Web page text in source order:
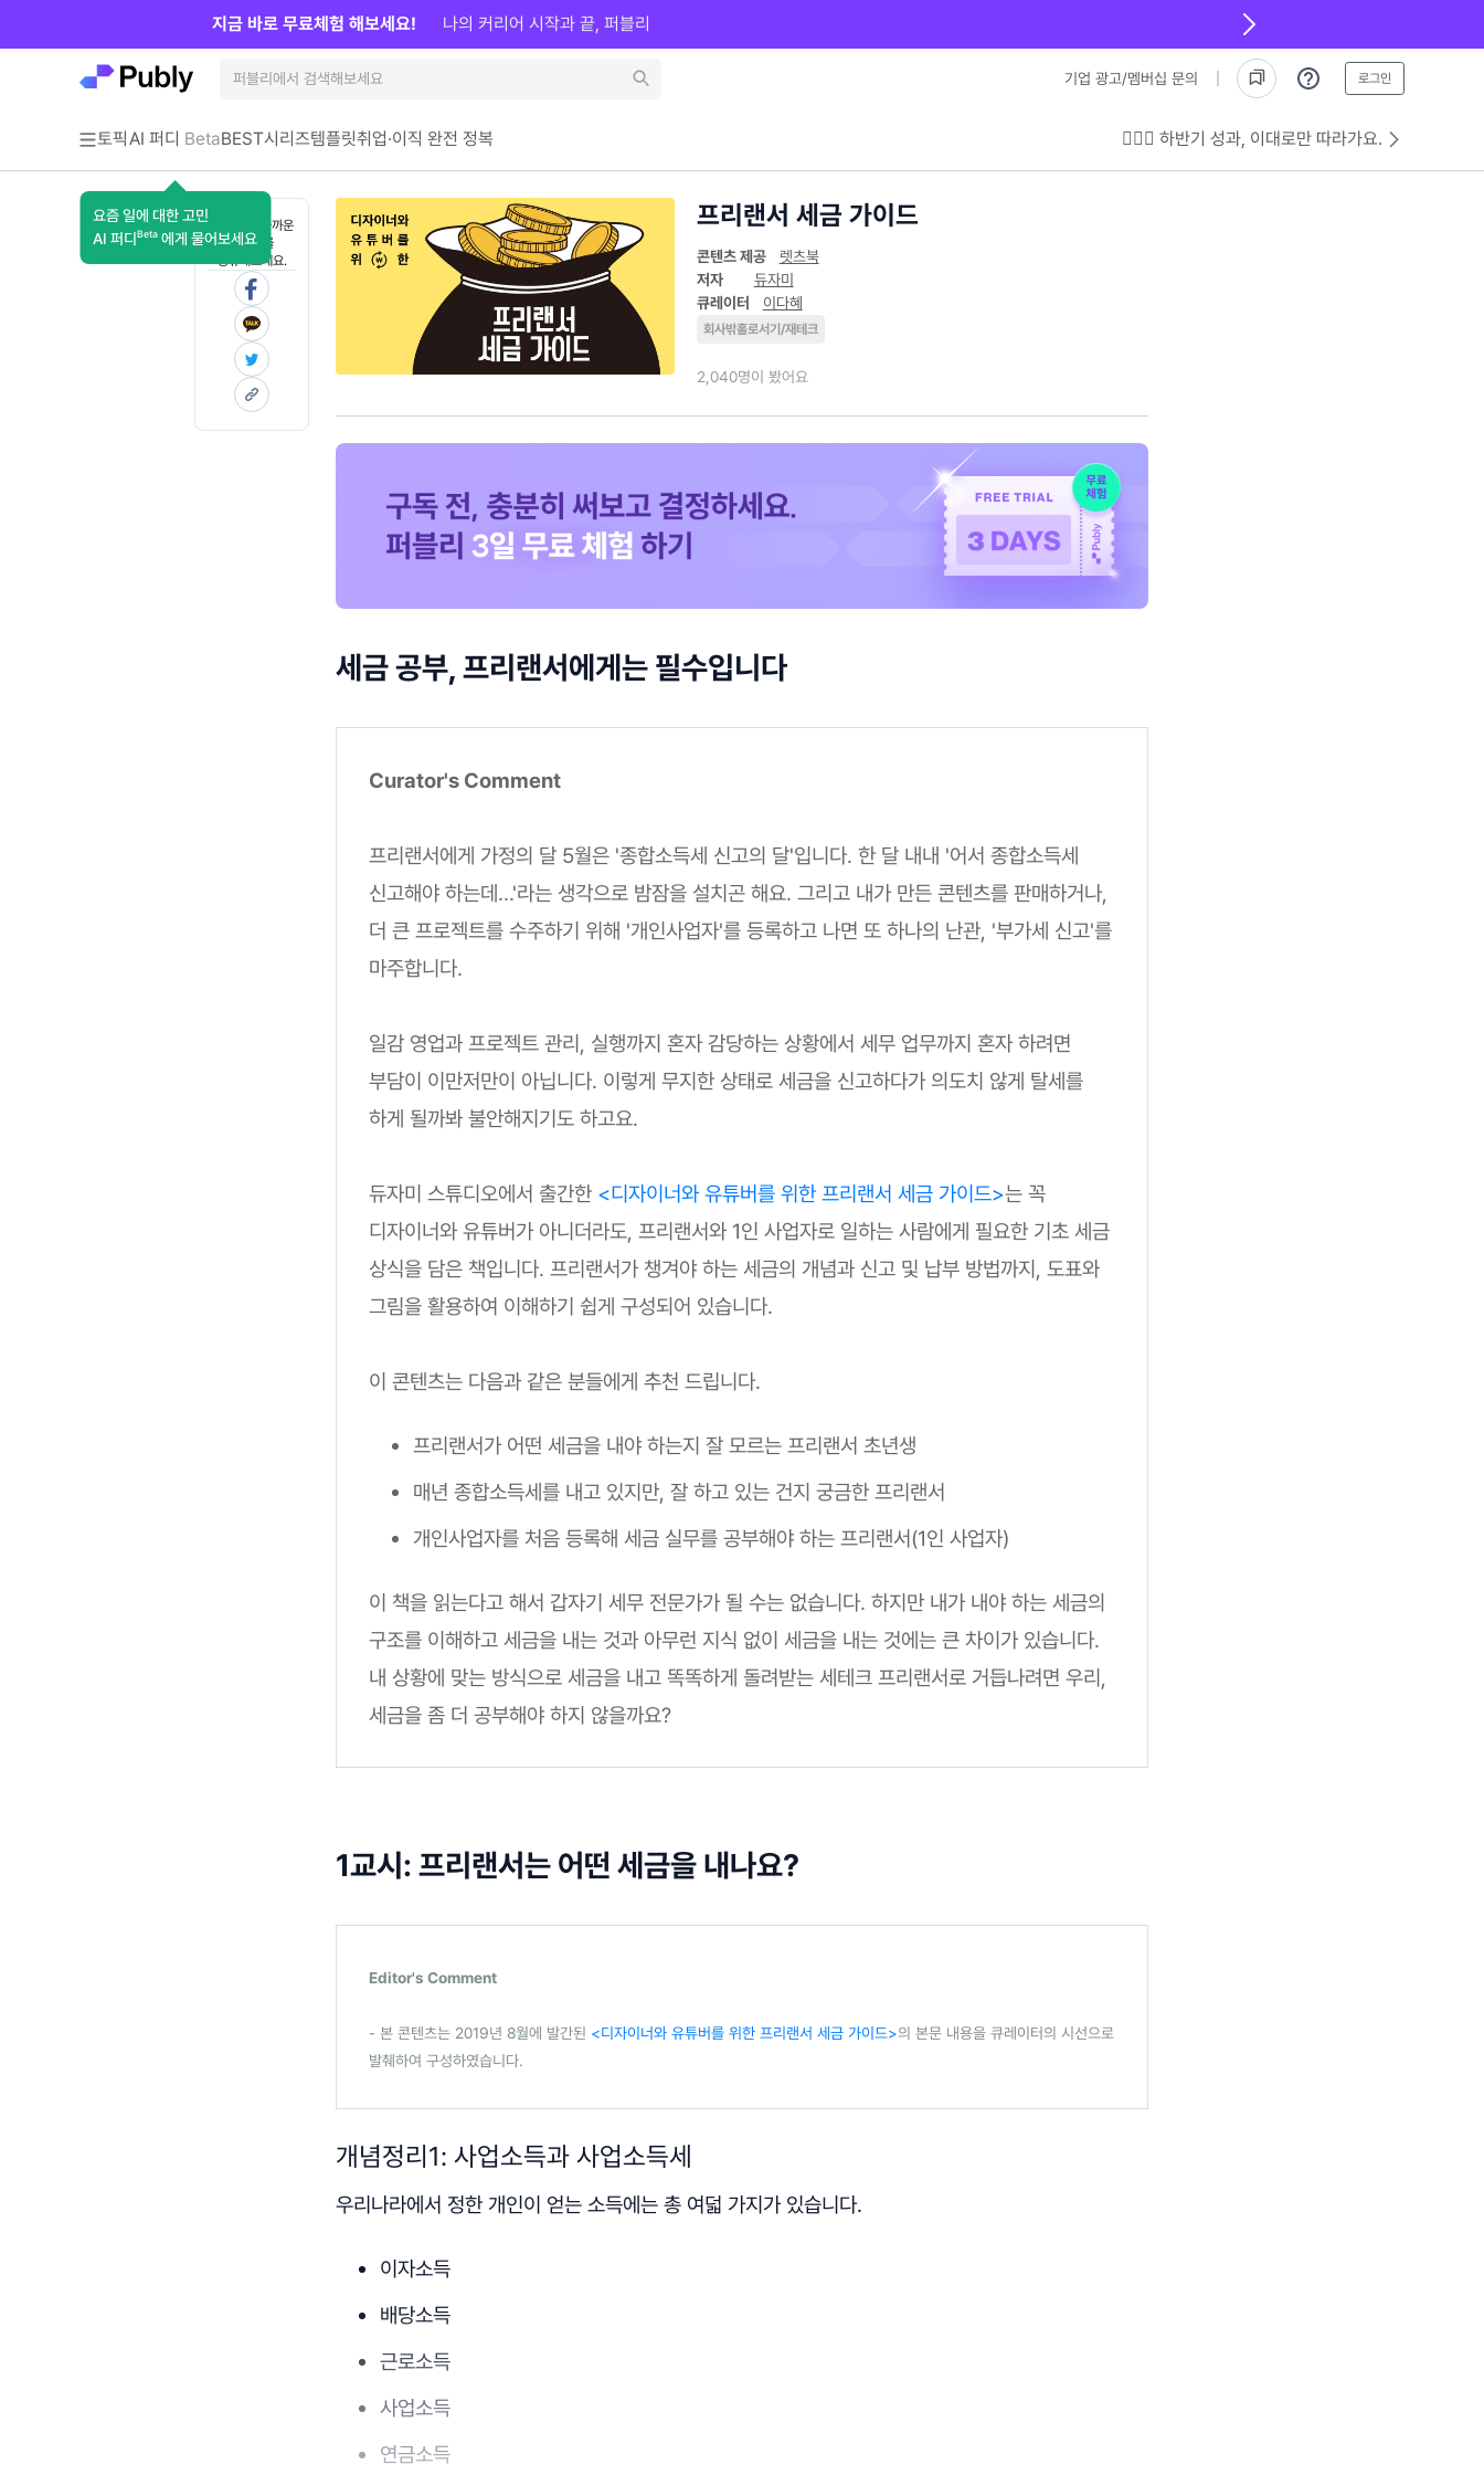
기업 광고/멤버십 문의 로그인
토픽AI 퍼디 Beta
요즘 일에 대한 고민
AI 퍼디 Beta 에게 물어보세요
BEST시리즈템플릿취업·이직 완전 정복 💁🏻‍♂️ 하반기 성과, 이대로만 따라가요.
지금 바로 무료체험 해보세요! 나의 커리어 시작과 끝, 퍼블리
혼자 보기 아까운
콘텐츠를
공유해보세요.
프리랜서 세금 가이드
콘텐츠 제공
렛츠북
저자
듀자미
큐레이터
이다혜
회사밖홀로서기/재테크
2,040명이 봤어요
세금 공부, 프리랜서에게는 필수입니다
Curator's Comment
프리랜서에게 가정의 달 5월은 '종합소득세 신고의 달'입니다. 한 달 내내 '어서 종합소득세
신고해야 하는데…'라는 생각으로 밤잠을 설치곤 해요. 그리고 내가 만든 콘텐츠를 판매하거나,
더 큰 프로젝트를 수주하기 위해 '개인사업자'를 등록하고 나면 또 하나의 난관, '부가세 신고'를
마주합니다.
일감 영업과 프로젝트 관리, 실행까지 혼자 감당하는 상황에서 세무 업무까지 혼자 하려면
부담이 이만저만이 아닙니다. 이렇게 무지한 상태로 세금을 신고하다가 의도치 않게 탈세를
하게 될까봐 불안해지기도 하고요.
듀자미 스튜디오에서 출간한 <디자이너와 유튜버를 위한 프리랜서 세금 가이드>는 꼭
디자이너와 유튜버가 아니더라도, 프리랜서와 1인 사업자로 일하는 사람에게 필요한 기초 세금
상식을 담은 책입니다. 프리랜서가 챙겨야 하는 세금의 개념과 신고 및 납부 방법까지, 도표와
그림을 활용하여 이해하기 쉽게 구성되어 있습니다.
이 콘텐츠는 다음과 같은 분들에게 추천 드립니다.
프리랜서가 어떤 세금을 내야 하는지 잘 모르는 프리랜서 초년생
매년 종합소득세를 내고 있지만, 잘 하고 있는 건지 궁금한 프리랜서
개인사업자를 처음 등록해 세금 실무를 공부해야 하는 프리랜서(1인 사업자)
이 책을 읽는다고 해서 갑자기 세무 전문가가 될 수는 없습니다. 하지만 내가 내야 하는 세금의
구조를 이해하고 세금을 내는 것과 아무런 지식 없이 세금을 내는 것에는 큰 차이가 있습니다.
내 상황에 맞는 방식으로 세금을 내고 똑똑하게 돌려받는 세테크 프리랜서로 거듭나려면 우리,
세금을 좀 더 공부해야 하지 않을까요?
1교시: 프리랜서는 어떤 세금을 내나요?
Editor's Comment
- 본 콘텐츠는 2019년 8월에 발간된 <디자이너와 유튜버를 위한 프리랜서 세금 가이드>의 본문 내용을 큐레이터의 시선으로
발췌하여 구성하였습니다.
개념정리1: 사업소득과 사업소득세
우리나라에서 정한 개인이 얻는 소득에는 총 여덟 가지가 있습니다.
이자소득
배당소득
근로소득
사업소득
연금소득